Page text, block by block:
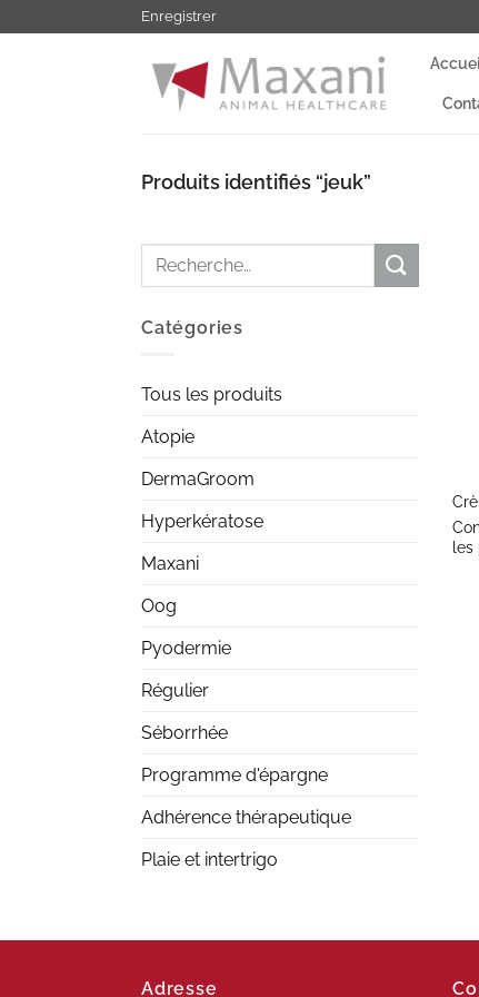
au
Enregistrer
Produits identifiés “jeuk”
Recherche
Catégories
Tous les produits
Atopie
DermaGroom
Hyperkératose
Maxani
Oog
Pyodermie
Régulier
Séborrhée
Programme d'épargne
Adhérence thérapeutique
Plaie et intertrigo
les
Adresse